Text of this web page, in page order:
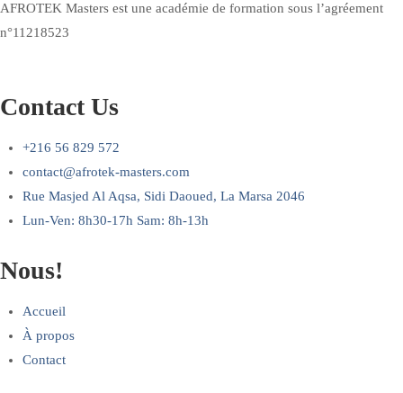
AFROTEK Masters est une académie de formation sous l’agréement
n°11218523
Contact Us
+216 56 829 572
contact@afrotek-masters.com
Rue Masjed Al Aqsa, Sidi Daoued, La Marsa 2046
Lun-Ven: 8h30-17h Sam: 8h-13h
Nous!
Accueil
À propos
Contact